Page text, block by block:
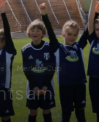
Merkur-Cup
am